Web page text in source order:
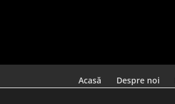
Acasă Despre noi